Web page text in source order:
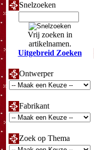
Snelzoeken
Vrij zoeken in
artikelnamen.
Uitgebreid Zoeken
Ontwerper
Fabrikant
Zoek op Thema